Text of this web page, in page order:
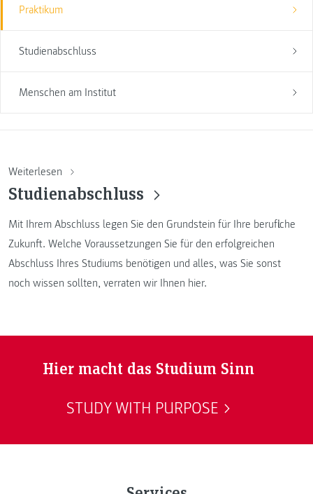
Praktikum
Studienabschluss
Menschen am Institut
Weiterlesen
Studienabschluss
Mit Ihrem Abschluss legen Sie den Grundstein für Ihre berufliche
Zukunft. Welche Voraussetzungen Sie für den erfolgreichen
Abschluss Ihres Studiums benötigen und alles, was Sie sonst
noch wissen sollten, verraten wir Ihnen hier.
Hier macht das Studium Sinn
STUDY WITH PURPOSE